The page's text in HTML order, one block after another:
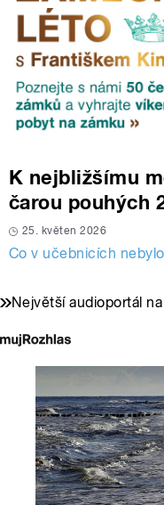
K nejbližšímu
čarou pouhých
25. květen 2026
Co v učebnicích nebylo
Největší audioportál